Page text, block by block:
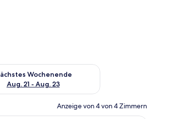
Aug. 14 - Aug. 16.
Wochenende
Aug. 21 - Aug. 23
die Verfügbarkeit für nächstes Wochenende, Aug.
Anzeige von 4 von 4 Zimmern